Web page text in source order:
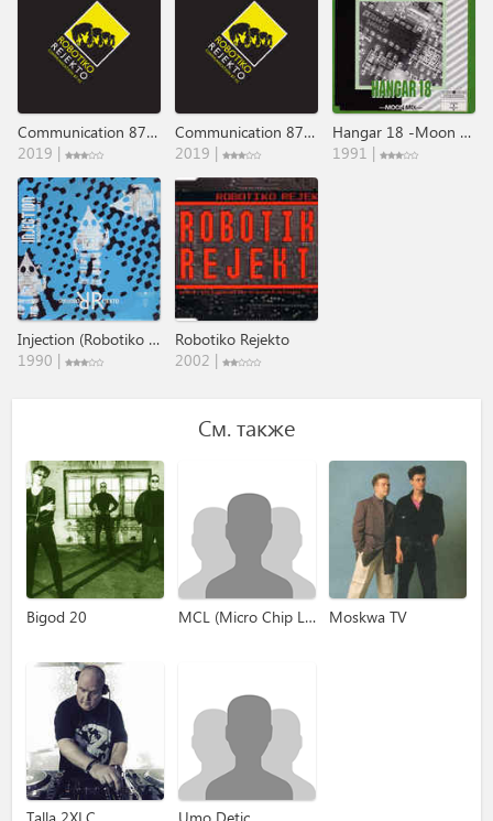
Communication 87-92
2019 |
Communication 87-92
2019 |
Hangar 18 -Moon Mix-
1991 |
Injection (Robotiko Part 2)
1990 |
Robotiko Rejekto
2002 |
См. также
Bigod 20 MCL (Micro Chip League) Moskwa TV